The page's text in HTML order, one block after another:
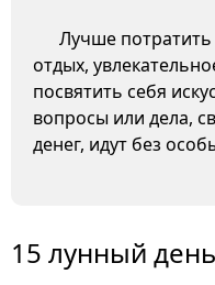
Лучше
отдых,
посвятить себя
вопросы или дела,
денег, идут без
15 лунный